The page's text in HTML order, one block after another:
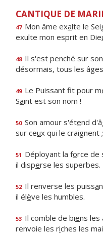
CANTIQUE DE
47 Mon âme exalte le
exulte mon esprit en Die
48 Il s'est penché sur
désormais, tous les
49 Le Puissant fit pour m
Saint est son nom !
50 Son amour s'étend
sur ceux qui le craignent ;
51 Déployant la force de
il disperse les superbes.
52 Il renverse les puissa
il élève les humbles.
53 Il comble de biens les
renvoie les riches les